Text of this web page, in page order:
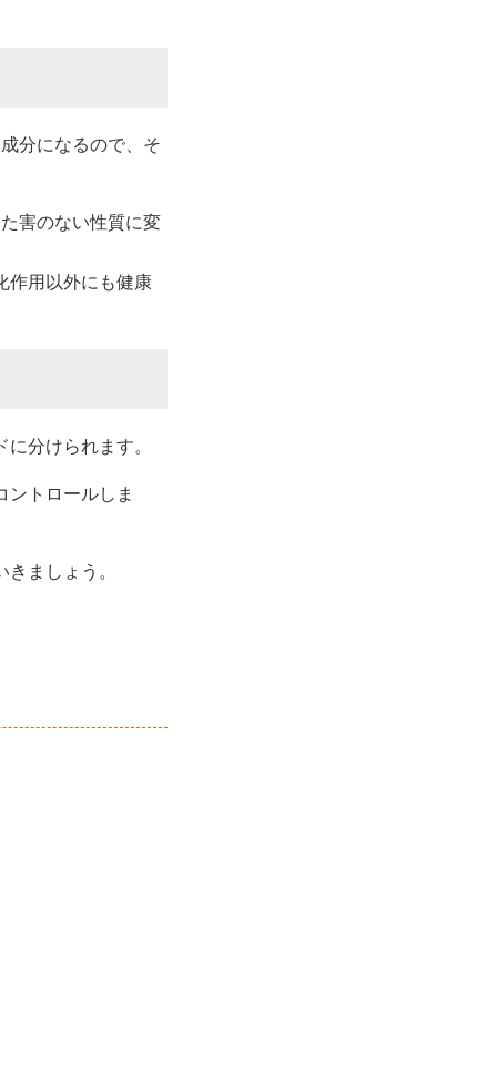
分になるので、そ
害のない性質に変
作用以外にも健康
分けられます。
ントロールしま
ましょう。